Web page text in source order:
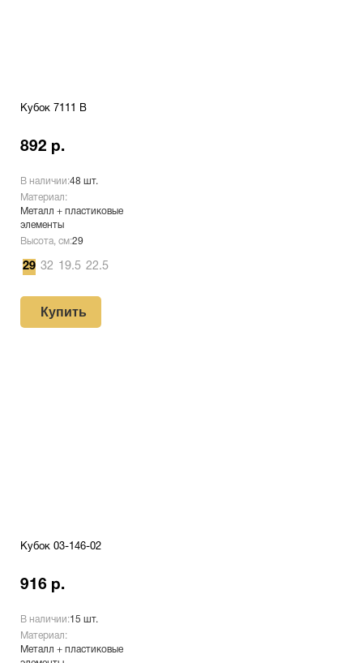
Кубок 7111 B
892 р.
В наличии:48 шт.
Материал:
Металл + пластиковые
элементы
Высота, см:29
29 32 19.5 22.5
Купить
Кубок 03-146-02
916 р.
В наличии:15 шт.
Материал:
Металл + пластиковые